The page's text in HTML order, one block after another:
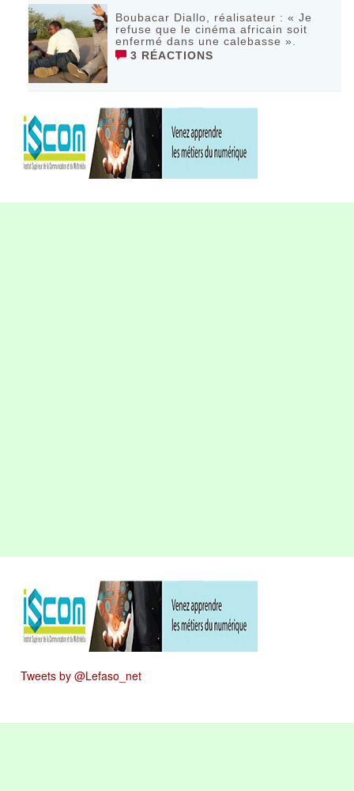
Boubacar Diallo, réalisateur : « Je
refuse que le cinéma africain soit
enfermé dans une calebasse ».
3 RÉACTIONS
Tweets by @Lefaso_net